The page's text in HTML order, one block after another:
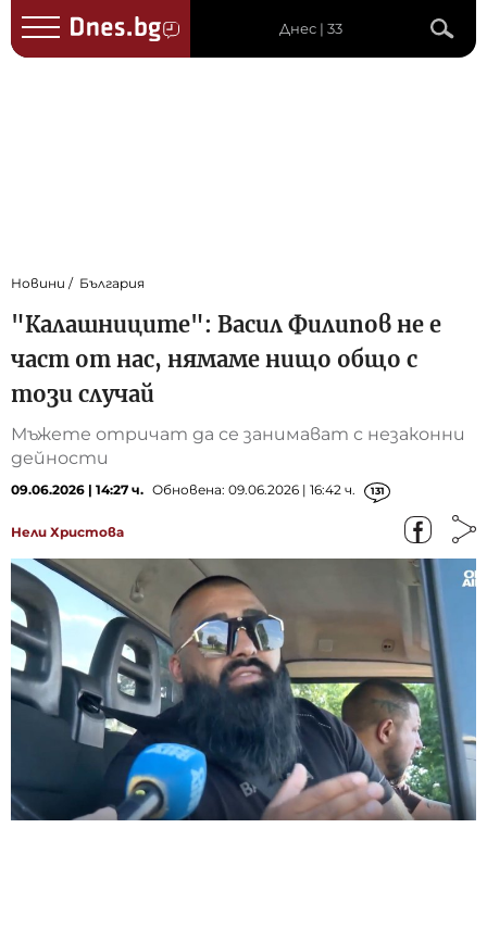
Днес | 33
Новини България
"Калашниците": Васил Филипов не е
част от нас, нямаме нищо общо с
този случай
Мъжете отричат да се занимават с незаконни
дейности
09.06.2026 | 14:27 ч. Обновена: 09.06.2026 | 16:42 ч. 131
Нели Христова